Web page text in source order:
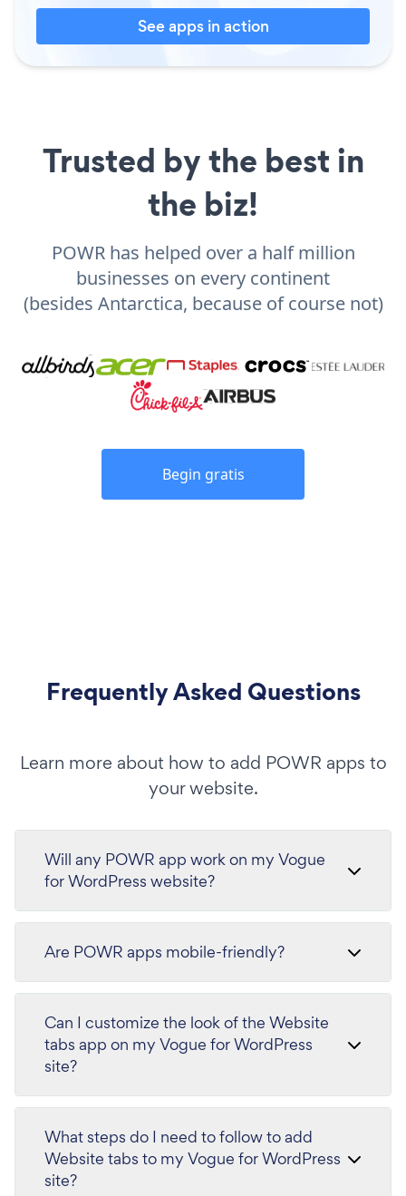
See apps in action
Trusted by the best in
the biz!
POWR has helped over a half million
businesses on every continent
(besides Antarctica, because of course not)
Begin gratis
Frequently Asked Questions
Learn more about how to add POWR apps to
your website.
Will any POWR app work on my Vogue
for WordPress website?
Are POWR apps mobile-friendly?
Can I customize the look of the Website
tabs app on my Vogue for WordPress
site?
What steps do I need to follow to add
Website tabs to my Vogue for WordPress
site?